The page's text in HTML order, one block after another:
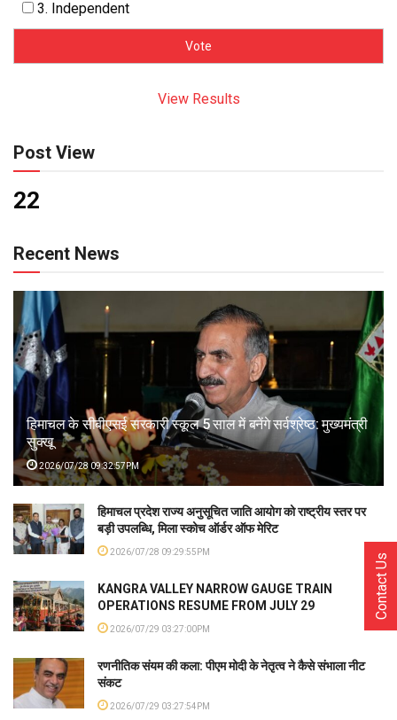
3. Independent
View Results
Post View
22
Recent News
हिमाचल के सीबीएसई सरकारी स्कूल 5 साल में बनेंगे सर्वश्रेष्ठ: मुख्यमंत्री
सुक्खू
2026/07/28 09:32:57PM
हिमाचल प्रदेश राज्य अनुसूचित जाति आयोग को राष्ट्रीय स्तर पर
बड़ी उपलब्धि, मिला स्कोच ऑर्डर ऑफ मेरिट
2026/07/28 09:29:55PM
KANGRA VALLEY NARROW GAUGE TRAIN
OPERATIONS RESUME FROM JULY 29
2026/07/29 03:27:00PM
रणनीतिक संयम की कला: पीएम मोदी के नेतृत्व ने कैसे संभाला नीट
संकट
2026/07/29 03:27:54PM
Contact Us